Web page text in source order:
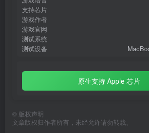
支持芯片
游戏作者
游戏官网
测试系统
测试设备
原生支持 Apple 芯片
© 版权声明
文章版权归作者所有，未经允许请勿转载。